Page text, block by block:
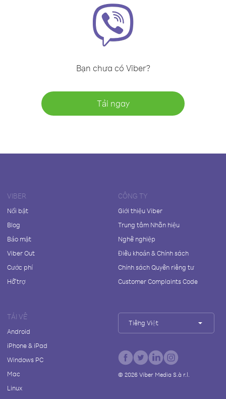
Bạn chưa có Viber?
Tải ngay
VIBER
Nổi bật
Blog
Bảo mật
Viber Out
Cước phí
Hỗ trợ
CÔNG TY
Giới thiệu Viber
Trung tâm Nhãn hiệu
Nghề nghiệp
Điều khoản & Chính sách
Chính sách Quyền riêng tư
Customer Complaints Code
TẢI VỀ
Android
iPhone & iPad
Windows PC
Mac
Linux
Tiếng Việt
© 2026Viber Media S.à r.l.